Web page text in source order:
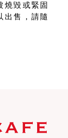
燒毀或緊固
出售，請隨